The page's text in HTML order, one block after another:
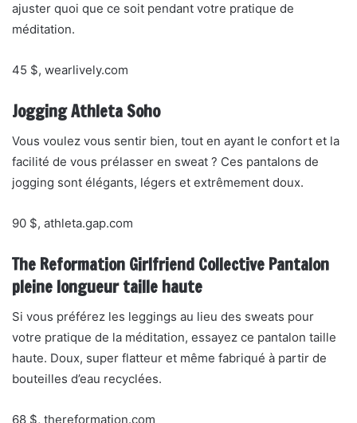
ajuster quoi que ce soit pendant votre pratique de
méditation.
45 $, wearlively.com
Jogging Athleta Soho
Vous voulez vous sentir bien, tout en ayant le confort et la
facilité de vous prélasser en sweat ? Ces pantalons de
jogging sont élégants, légers et extrêmement doux.
90 $, athleta.gap.com
The Reformation Girlfriend Collective Pantalon
pleine longueur taille haute
Si vous préférez les leggings au lieu des sweats pour
votre pratique de la méditation, essayez ce pantalon taille
haute. Doux, super flatteur et même fabriqué à partir de
bouteilles d’eau recyclées.
68 $, thereformation.com